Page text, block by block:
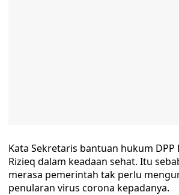
Kata Sekretaris bantuan hukum DPP
Rizieq dalam keadaan sehat. Itu
merasa pemerintah tak perlu
penularan virus corona kepadanya.